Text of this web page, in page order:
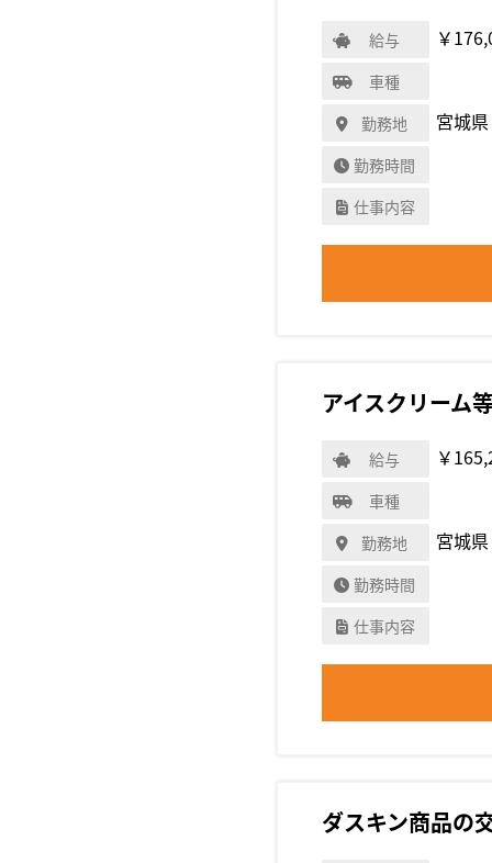
給与 ￥
車種
勤務地
宮城県
勤務時間
仕事内容
アイスクリーム
給与 ￥
車種
勤務地
宮城県
勤務時間
仕事内容
ダスキン商品の